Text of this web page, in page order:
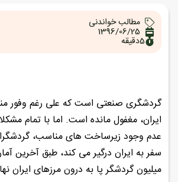
مطالب خواندنی
1396/06/25
5دقیقه
گردشگری صنعتی است که علی رغم وفور
ایران، مغفول مانده است. اما با تمام
عدم وجود زیرساخت های مناسب،
میلیون گردشگر پا به درون مرزهای ایران